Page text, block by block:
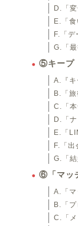
D.「
E.「
F.「
G.「
⑤キープ
A.『キ
B.「
C.「本
D.「
E.「
F.「出
G.「
⑥「マッ
A.「マ
B.「
C.「